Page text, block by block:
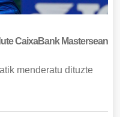
CaixaBank Mastersean
menderatu dituzte